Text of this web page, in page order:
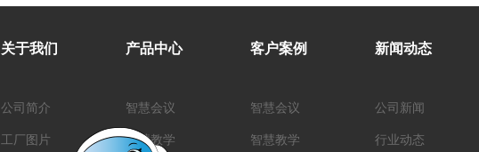
关于我们
公司简介
工厂图片
产品中心
智慧会议
智慧教学
客户案例
智慧会议
智慧教学
新闻动态
公司新闻
行业动态